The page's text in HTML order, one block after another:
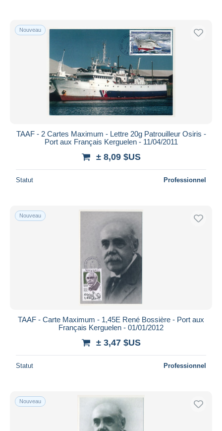
Appliquer
Nouveau
TAAF - 2 Cartes Maximum - Lettre 20g Patrouilleur Osiris -
Port aux Français Kerguelen - 11/04/2011
± 8,09 $US
Statut Professionnel
Nouveau
TAAF - Carte Maximum - 1,45E René Bossière - Port aux
Français Kerguelen - 01/01/2012
± 3,47 $US
Statut Professionnel
Nouveau